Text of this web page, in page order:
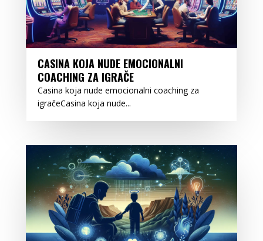
CASINA KOJA NUDE EMOCIONALNI
COACHING ZA IGRAČE
Casina koja nude emocionalni coaching za
igračeCasina koja nude...